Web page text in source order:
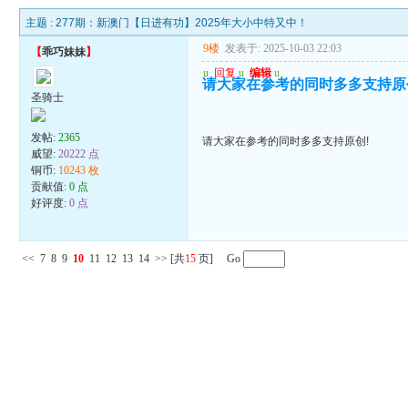
主题 :277期：新澳门【日进有功】2025年大小中特又中！
【乖巧妹妹】
圣骑士
发帖:2365
威望:20222 点
铜币: 10243 枚
贡献值:0 点
好评度:0 点
9楼 发表于: 2025-10-03 22:03
u 回复 u 编辑 u
请大家在参考的同时多多支持
请大家在参考的同时多多支持原创!
<< 7 8 9 10 11 12 13 14 >> [共15 页] Go